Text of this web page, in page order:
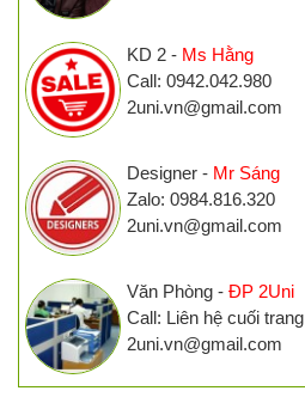
KD 2 - Ms Hằng
Call: 0942.042.980
2uni.vn@gmail.com
Designer - Mr Sáng
Zalo: 0984.816.320
2uni.vn@gmail.com
Văn Phòng - ĐP 2Uni
Call: Liên hệ cuối trang
2uni.vn@gmail.com